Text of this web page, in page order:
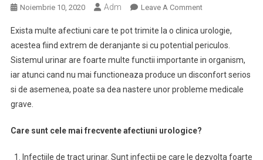
Noiembrie 10, 2020 Adm Leave A CommentOn
Trebuie
Sa
Stii
Despre
Afectiunile
Exista multe afectiuni care te pot trimite la o clinica urologie,
acestea fiind extrem de deranjante si cu potential periculos.
Sistemul urinar are foarte multe functii importante in organism,
iar atunci cand nu mai functioneaza produce un disconfort serios
si de asemenea, poate sa dea nastere unor probleme medicale
grave.
Care sunt cele mai frecvente afectiuni urologice?
Infectiile de tract urinar. Sunt infectii pe care le dezvolta foarte